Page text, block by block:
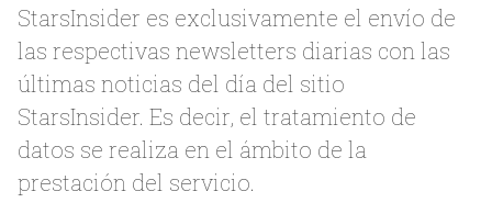
StarsInsider es exclusivamente el envío de
las respectivas newsletters diarias con las
últimas noticias del día del sitio
StarsInsider. Es decir, el tratamiento de
datos se realiza en el ámbito de la
prestación del servicio.